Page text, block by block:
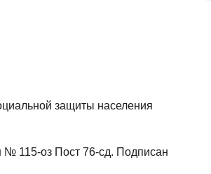
защиты населения
№ 115-оз Пост 76-сд. Подписан